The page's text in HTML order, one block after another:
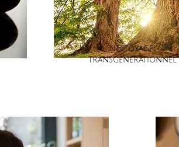
Nettoyage
transgénérationnel